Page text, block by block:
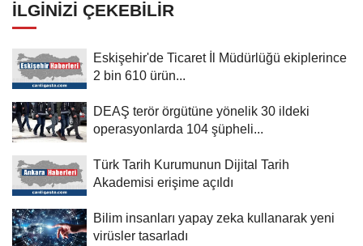
İLGINIZI ÇEKEBILIR
Eskişehir'de Ticaret İl Müdürlüğü ekiplerince
2 bin 610 ürün...
DEAŞ terör örgütüne yönelik 30 ildeki
operasyonlarda 104 şüpheli...
Türk Tarih Kurumunun Dijital Tarih
Akademisi erişime açıldı
Bilim insanları yapay zeka kullanarak yeni
virüsler tasarladı